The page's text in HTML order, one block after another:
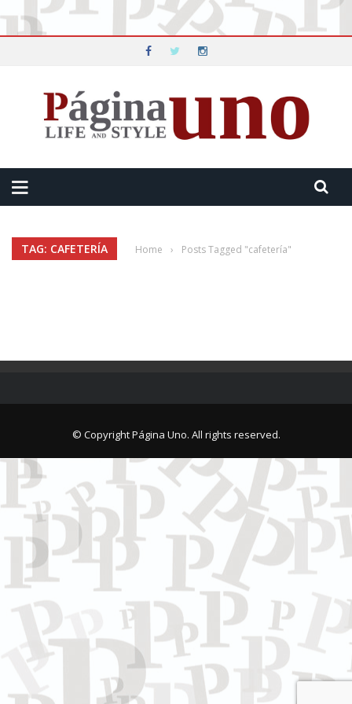
TAG: CAFETERÍA Home › Posts Tagged "cafetería"
© Copyright Página Uno. All rights reserved.